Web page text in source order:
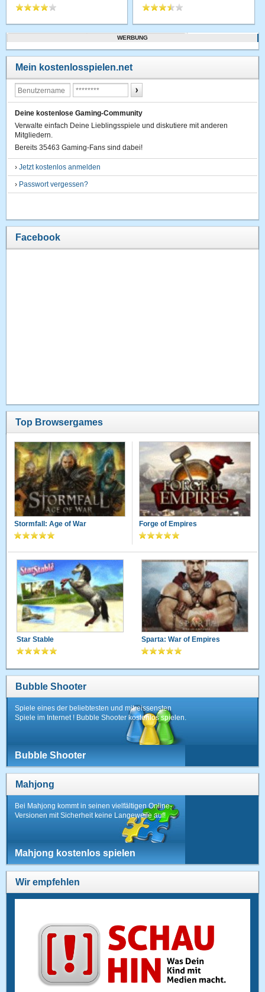
WERBUNG
Mein kostenlosspielen.net
Deine kostenlose Gaming-Community
Verwalte einfach Deine Lieblingsspiele und diskutiere mit anderen
Mitgliedern.
Bereits 35463 Gaming-Fans sind dabei!
›Jetzt kostenlos anmelden
› Passwort vergessen?
Facebook
Top Browsergames
Stormfall: Age of War Forge of Empires
Star Stable Sparta: War of Empires
Bubble Shooter
Spiele eines der beliebtesten und mitreissensten
Spiele im Internet ! Bubble Shooter kostenlos spielen.
Bubble Shooter
Mahjong
Bei Mahjong kommt in seinen vielfältigen Online-
Versionen mit Sicherheit keine Langeweile auf!
Mahjong kostenlos spielen
Wir empfehlen